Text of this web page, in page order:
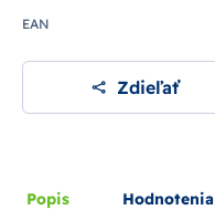
EAN
Zdieľať
Popis Hodnotenia